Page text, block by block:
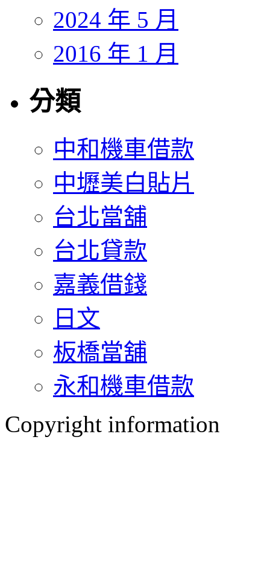
2024 年 5 月
2016 年 1 月
分類
中和機車借款
中壢美白貼片
台北當舖
台北貸款
嘉義借錢
日文
板橋當舖
永和機車借款
Copyright information